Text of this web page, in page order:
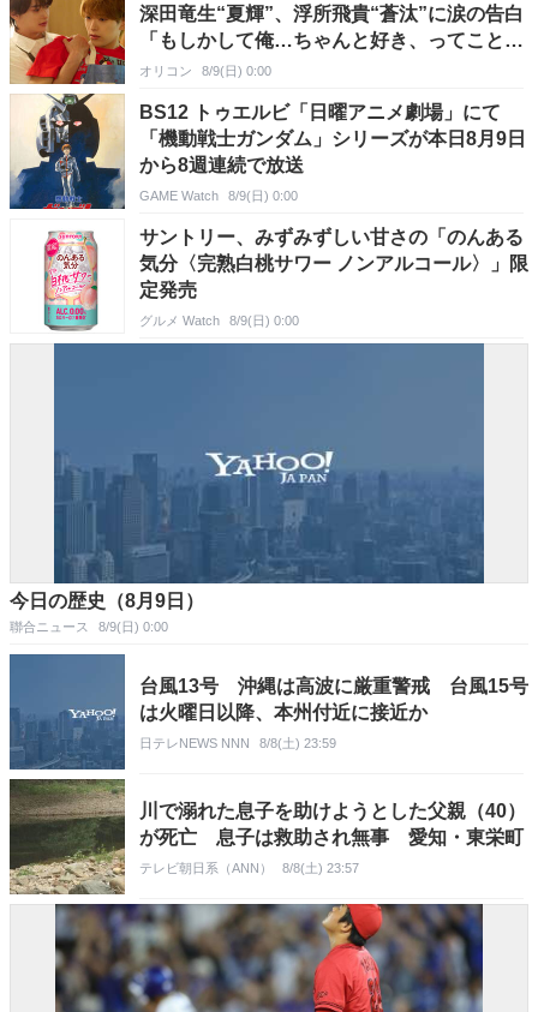
深田竜生“夏輝”、浮所飛貴“蒼汰”に涙の告白
「もしかして俺…ちゃんと好き、ってことな
のかな？」
オリコン 8/9(日) 0:00
BS12 トゥエルビ「日曜アニメ劇場」にて
「機動戦士ガンダム」シリーズが本日8月9日
から8週連続で放送
GAME Watch 8/9(日) 0:00
サントリー、みずみずしい甘さの「のんある
気分〈完熟白桃サワー ノンアルコール〉」限
定発売
グルメ Watch 8/9(日) 0:00
今日の歴史（8月9日）
聯合ニュース 8/9(日) 0:00
台風13号 沖縄は高波に厳重警戒 台風15号
は火曜日以降、本州付近に接近か
日テレNEWS NNN 8/8(土) 23:59
川で溺れた息子を助けようとした父親（40）
が死亡 息子は救助され無事 愛知・東栄町
テレビ朝日系（ANN） 8/8(土) 23:57